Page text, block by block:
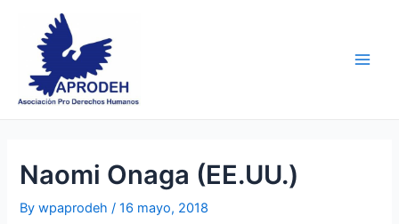
content
Naomi Onaga (EE.UU.)
Bywpaprodeh/16 mayo, 2018
navigation